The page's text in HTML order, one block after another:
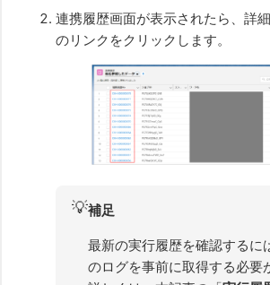
連携履歴画面が表示されたら、詳
のリンクをクリックします。
💡補足
最新の実行履歴を確認する
のログを事前に取得する必要